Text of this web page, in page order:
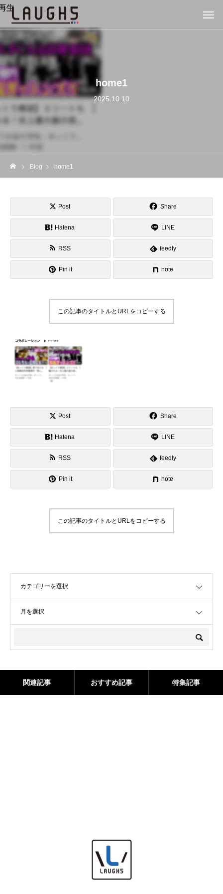
home1
2025.10.10
Blog home1
Post Share
Hatena LINE
RSS feedly
Pin it note
この記事のタイトルとURLをコピーする
Post Share
Hatena LINE
RSS feedly
Pin it note
この記事のタイトルとURLをコピーする
関連記事 おすすめ記事 特集記事